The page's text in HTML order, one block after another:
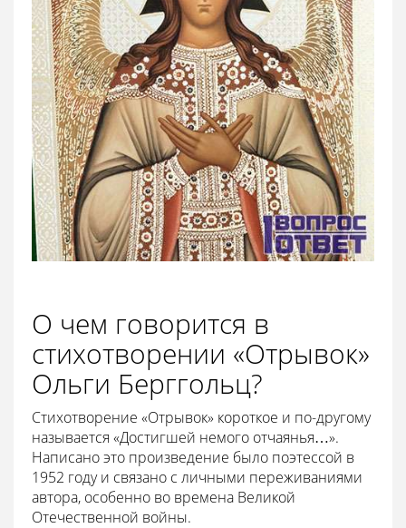
О чем говорится в
стихотворении «Отрывок»
Ольги Берггольц?
Стихотворение «Отрывок» короткое и по-другому
называется «Достигшей немого отчаянья…».
Написано это произведение было поэтессой в
1952 году и связано с личными переживаниями
автора, особенно во времена Великой
Отечественной войны.